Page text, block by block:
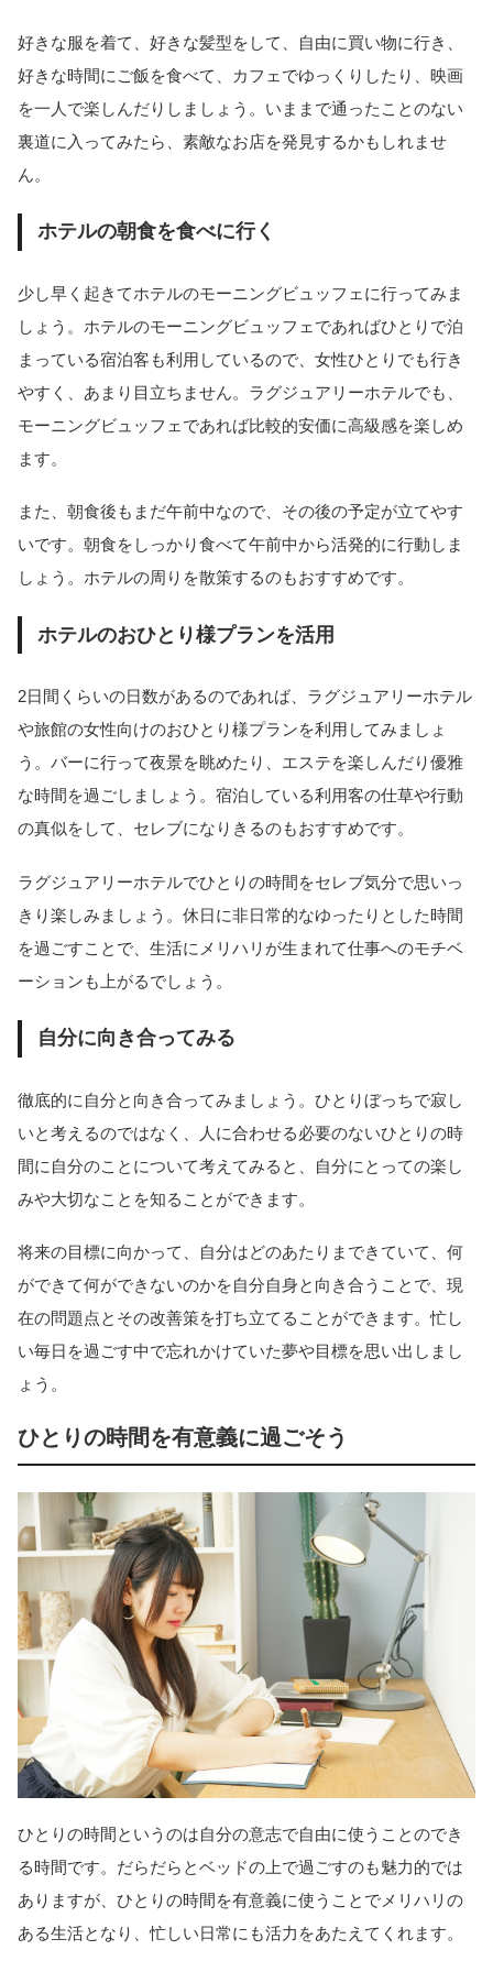
好きな服を着て、好きな髪型をして、自由に買い物に行き、
好きな時間にご飯を食べて、カフェでゆっくりしたり、映画
を一人で楽しんだりしましょう。いままで通ったことのない
裏道に入ってみたら、素敵なお店を発見するかもしれませ
ん。
ホテルの朝食を食べに行く
少し早く起きてホテルのモーニングビュッフェに行ってみま
しょう。ホテルのモーニングビュッフェであればひとりで泊
まっている宿泊客も利用しているので、女性ひとりでも行き
やすく、あまり目立ちません。ラグジュアリーホテルでも、
モーニングビュッフェであれば比較的安価に高級感を楽しめ
ます。
また、朝食後もまだ午前中なので、その後の予定が立てやす
いです。朝食をしっかり食べて午前中から活発的に行動しま
しょう。ホテルの周りを散策するのもおすすめです。
ホテルのおひとり様プランを活用
2日間くらいの日数があるのであれば、ラグジュアリーホテル
や旅館の女性向けのおひとり様プランを利用してみましょ
う。バーに行って夜景を眺めたり、エステを楽しんだり優雅
な時間を過ごしましょう。宿泊している利用客の仕草や行動
の真似をして、セレブになりきるのもおすすめです。
ラグジュアリーホテルでひとりの時間をセレブ気分で思いっ
きり楽しみましょう。休日に非日常的なゆったりとした時間
を過ごすことで、生活にメリハリが生まれて仕事へのモチベ
ーションも上がるでしょう。
自分に向き合ってみる
徹底的に自分と向き合ってみましょう。ひとりぼっちで寂し
いと考えるのではなく、人に合わせる必要のないひとりの時
間に自分のことについて考えてみると、自分にとっての楽し
みや大切なことを知ることができます。
将来の目標に向かって、自分はどのあたりまできていて、何
ができて何ができないのかを自分自身と向き合うことで、現
在の問題点とその改善策を打ち立てることができます。忙し
い毎日を過ごす中で忘れかけていた夢や目標を思い出しまし
ょう。
ひとりの時間を有意義に過ごそう
ひとりの時間というのは自分の意志で自由に使うことのでき
る時間です。だらだらとベッドの上で過ごすのも魅力的では
ありますが、ひとりの時間を有意義に使うことでメリハリの
ある生活となり、忙しい日常にも活力をあたえてくれます。